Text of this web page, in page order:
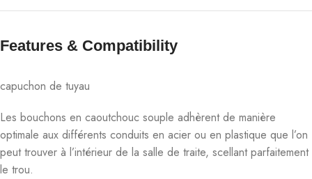
Features & Compatibility​
capuchon de tuyau
Les bouchons en caoutchouc souple adhèrent de manière
optimale aux différents conduits en acier ou en plastique que l’on
peut trouver à l’intérieur de la salle de traite, scellant parfaitement
le trou.